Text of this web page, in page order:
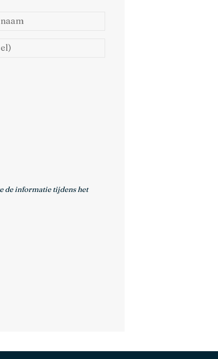
de informatie tijdens het